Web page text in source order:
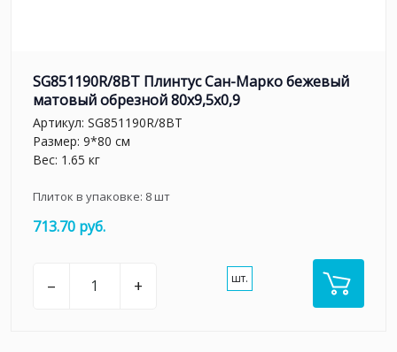
SG851190R/8BT Плинтус Сан-Марко бежевый
матовый обрезной 80x9,5x0,9
Артикул: SG851190R/8BT
Размер: 9*80 см
Вес: 1.65 кг
Плиток в упаковке: 8шт
713.70 руб.
– + шт.